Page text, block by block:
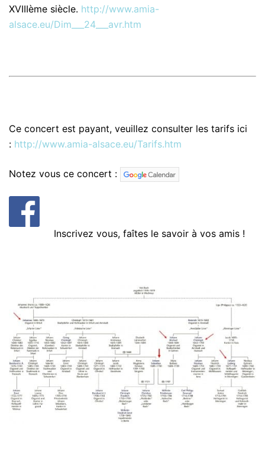
XVIIIème siècle. http://www.amia-
alsace.eu/Dim___24___avr.htm
Ce concert est payant, veuillez consulter les tarifs ici
: http://www.amia-alsace.eu/Tarifs.htm
Notez vous ce concert :
Inscrivez vous, faîtes le savoir à vos amis !